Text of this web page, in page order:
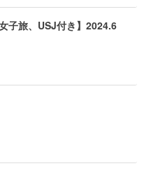
子旅、USJ付き】2024.6